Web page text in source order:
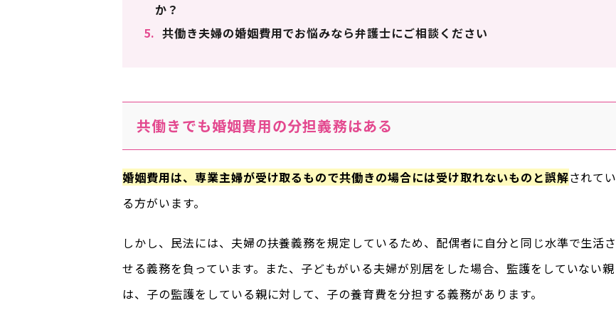
か？
5. 共働き夫婦の婚姻費用でお悩みなら弁護士にご相談ください
共働きでも婚姻費用の分担義務はある
婚姻費用は、専業主婦が受け取るもので共働きの場合には受け取れないものと誤解されてい
る方がいます。
しかし、民法には、夫婦の扶養義務を規定しているため、配偶者に自分と同じ水準で生活さ
せる義務を負っています。また、子どもがいる夫婦が別居をした場合、監護をしていない親
は、子の監護をしている親に対して、子の養育費を分担する義務があります。